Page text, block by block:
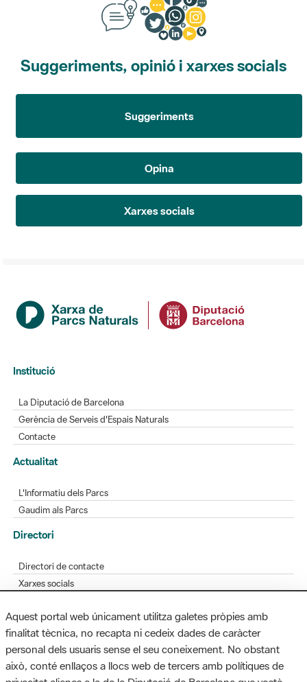
Suggeriments, opinió i xarxes socials
Suggeriments
Opina
Xarxes socials
Institució
La Diputació de Barcelona
Gerència de Serveis d'Espais Naturals
Contacte
Actualitat
L'Informatiu dels Parcs
Gaudim als Parcs
Directori
Directori de contacte
Xarxes socials
Bústia de suggeriments
Opineu sobre els parcs
Aquest portal web únicament utilitza galetes pròpies amb
finalitat tècnica, no recapta ni cedeix dades de caràcter
personal dels usuaris sense el seu coneixement. No obstant
això, conté enllaços a llocs web de tercers amb polítiques de